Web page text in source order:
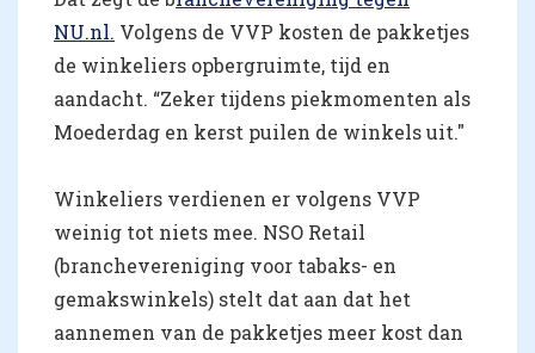
NU.nl. Volgens de VVP kosten de pakketjes
de winkeliers opbergruimte, tijd en
aandacht. “Zeker tijdens piekmomenten als
Moederdag en kerst puilen de winkels uit."
Winkeliers verdienen er volgens VVP
weinig tot niets mee. NSO Retail
(branchevereniging voor tabaks- en
gemakswinkels) stelt dat aan dat het
aannemen van de pakketjes meer kost dan